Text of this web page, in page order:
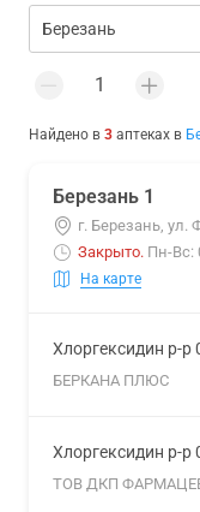
Найдено в 3 аптеках в
Березань 1
г. Березань, ул.
Закрыто. Пн-Вс:
На карте
Хлоргексидин р-р
БЕРКАНА ПЛЮС
Хлоргексидин р-
ТОВ ДКП